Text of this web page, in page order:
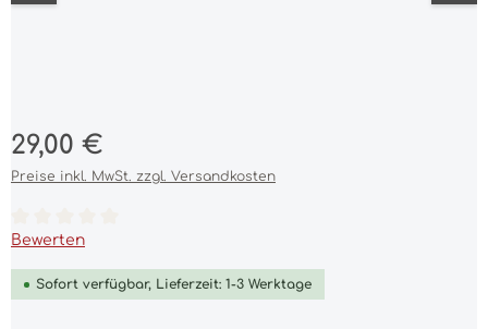
Regulärer Preis:
29,00 €
Preise inkl. MwSt. zzgl. Versandkosten
Durchschnittliche Bewertung von 0 von 5 Sternen
Bewerten
Sofort verfügbar, Lieferzeit: 1-3 Werktage